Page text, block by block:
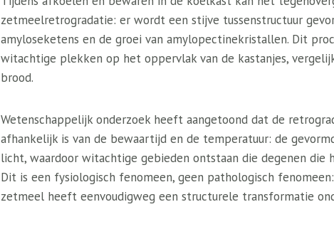
zetmeelretrogradatie: er wordt een stijve tussenstructuur
amyloseketens en de groei van amylopectinekristallen. Dit
witachtige plekken op het oppervlak van de kastanjes,
brood.
Wetenschappelijk onderzoek heeft aangetoond dat de
afhankelijk is van de bewaartijd en de temperatuur: de
licht, waardoor witachtige gebieden ontstaan ​​die degenen die
Dit is een fysiologisch fenomeen, geen pathologisch
zetmeel heeft eenvoudigweg een structurele transformatie